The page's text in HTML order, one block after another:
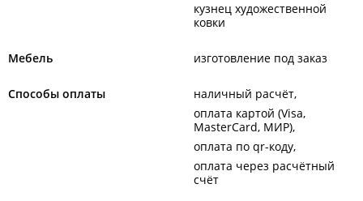
кузнец художественной
ковки
Мебель изготовление под заказ
Способы оплаты
наличный расчёт
оплата картой (Visa,
MasterCard, МИР)
оплата по qr-коду
оплата через расчётный
счёт